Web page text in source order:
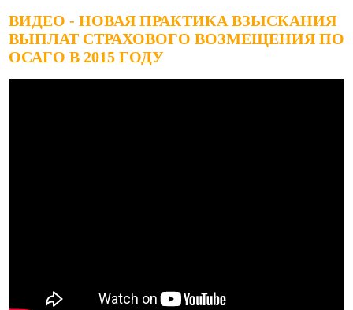
ВИДЕО - НОВАЯ ПРАКТИКА ВЗЫСКАНИЯ
ВЫПЛАТ СТРАХОВОГО ВОЗМЕЩЕНИЯ ПО
ОСАГО В 2015 ГОДУ